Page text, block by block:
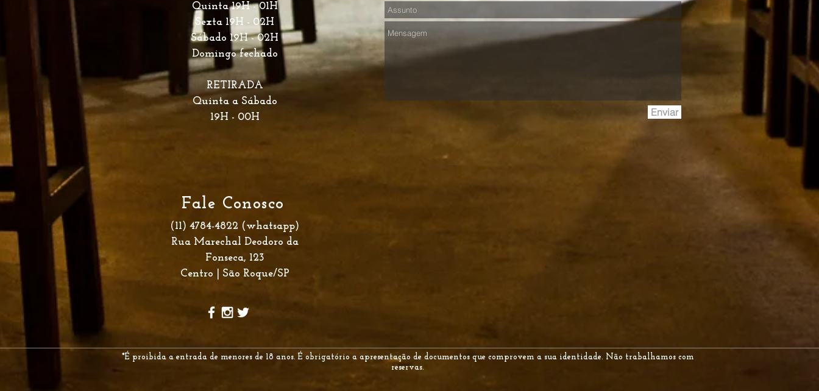
Quinta 19H- 01H
Sexta 19H - 02H
Sábado 19H- 02H
Domingo fechado
RETIRADA
Quintaa Sábado
19H - 00H
Enviar
Fale Conosco
(11) 4784-4822 (whatsapp)
Rua Marechal Deodoro da
Fonseca, 123
Centro | São Roque/SP
*É proibida a entrada de menores de 18 anos. É obrigatório a apresentação de documentos que comprovem a sua identidade. Não trabalhamos com
reservas.